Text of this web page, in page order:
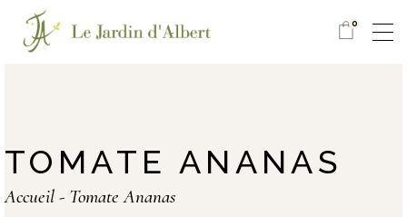
0
TOMATE ANANAS
Accueil Tomate Ananas